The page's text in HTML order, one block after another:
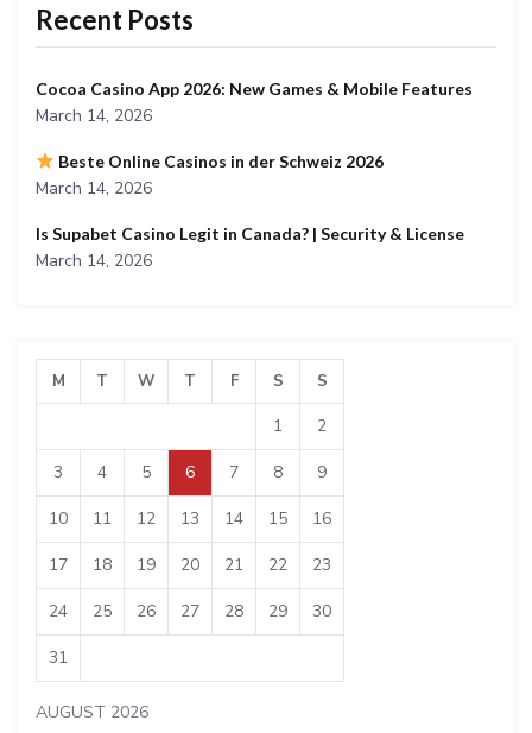
Recent Posts
Cocoa Casino App 2026: New Games & Mobile Features
March 14, 2026
Beste Online Casinos in der Schweiz 2026
March 14, 2026
Is Supabet Casino Legit in Canada? | Security & License
March 14, 2026
AUGUST 2026
M T W T F S S
1 2
3 4 5 6 7 8 9
10 11 12 13 14 15 16
17 18 19 20 21 22 23
24 25 26 27 28 29 30
31